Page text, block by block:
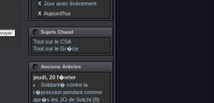
X Jour avec évènement
X Aujourd'hui
Sujets Chaud
Tout sur le CSA
Tout sur le Gr�ce
Anciens Articles
jeudi, 20 f�vrier
Solidarit� contre la
r�pression pendant comme
apr�s les JO de Sotchi (0)